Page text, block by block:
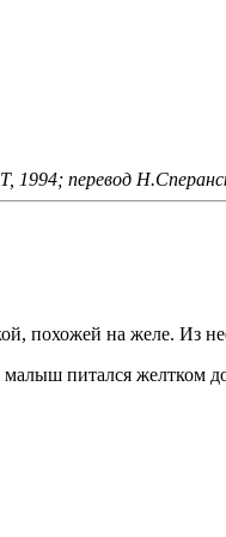
1994; перевод
похожей на желе. Из
питался желтком